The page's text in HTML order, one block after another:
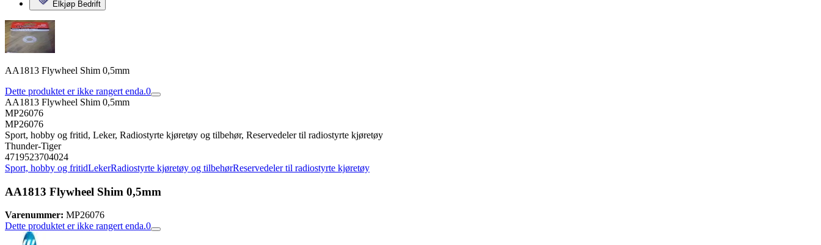
Elkjøp Bedrift
AA1813 Flywheel Shim 0,5mm
Dette produktet er ikke rangert enda.0
AA1813 Flywheel Shim 0,5mm
MP26076
MP26076
Sport, hobby og fritid, Leker, Radiostyrte kjøretøy og tilbehør, Reservedeler til radiostyrte kjøretøy
Thunder-Tiger
4719523704024
Sport, hobby og fritidLekerRadiostyrte kjøretøy og tilbehørReservedeler til radiostyrte kjøretøy
AA1813 Flywheel Shim 0,5mm
Varenummer: MP26076
Dette produktet er ikke rangert enda.0